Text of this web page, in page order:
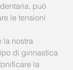
può
le tensioni
la nostra
di ginnastica
la